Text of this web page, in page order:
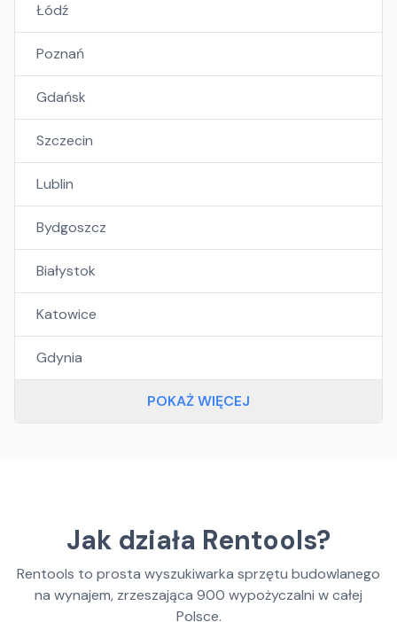
Łódź
Poznań
Gdańsk
Szczecin
Lublin
Bydgoszcz
Białystok
Katowice
Gdynia
POKAŻ WIĘCEJ
Jak działa Rentools?
Rentools to prosta wyszukiwarka sprzętu budowlanego
na wynajem, zrzeszająca 900 wypożyczalni w całej
Polsce.